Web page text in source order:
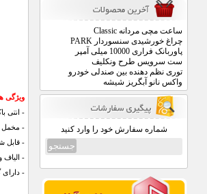
ساعت مچی مردانه Classic
چراغ خورشیدی سنسوردار PARK
پاوربانک فراری 10000 میلی آمپر
ست سرویس طرح ونکلیف
توری نظم دهنده بین صندلی خودرو
واکس نانو آبگریز شیشه
شماره سفارش خود را وارد کنید
ویژگی
- انتی
- مخمل
-
-
- دارای